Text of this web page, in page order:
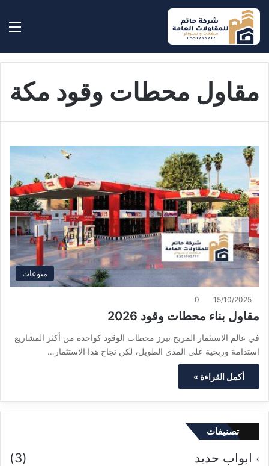
بحث
مقاول محطات وقود مكة
منوعات
15/10/2025
0
مقاول بناء محطات وقود 2026
في عالم الاستثمار المربح تبرز محطات الوقود كواحدة من أكثر المشاريع
استدامة وربحية على المدى الطويل، لكن نجاح هذا الاستثمار…
أكمل القراءة »
تصنيفات
ابواب حديد
(3)